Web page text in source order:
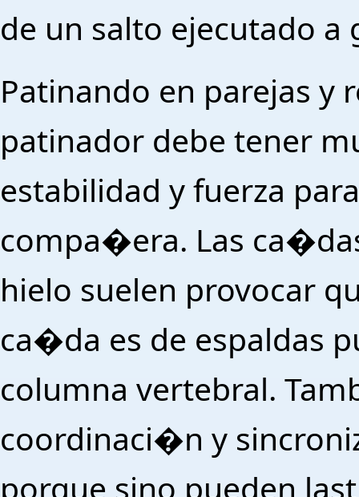
de un salto ejecutado a
Patinando en parejas y
patinador debe tener
estabilidad y fuerza
compa�era. Las
hielo suelen provocar
ca�da es de espaldas
columna vertebral.
coordinaci�n y
porque sino pueden